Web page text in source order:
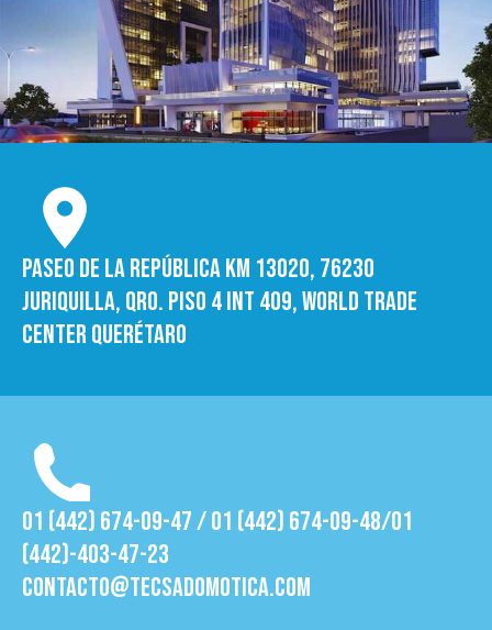
Paseo de la República Km 13020, 76230
Juriquilla, Qro. Piso 4 int 409, World trade
Center Querétaro
01 (442) 674-09-47 / 01 (442) 674-09-48/01
(442)-403-47-23
contacto@tecsadomotica.com